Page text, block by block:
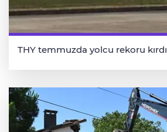
THY temmuzda yolcu rekoru kırdı